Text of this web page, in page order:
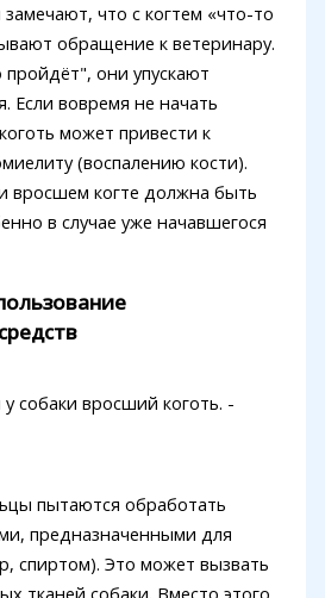
что с когтем «что-то
обращение к ветеринару.
они упускают
Если вовремя не начать
может привести к
(воспалению кости).
вросшем когте должна быть
в случае уже начавшегося
пытаются обработать
предназначенными для
спиртом). Это может вызвать